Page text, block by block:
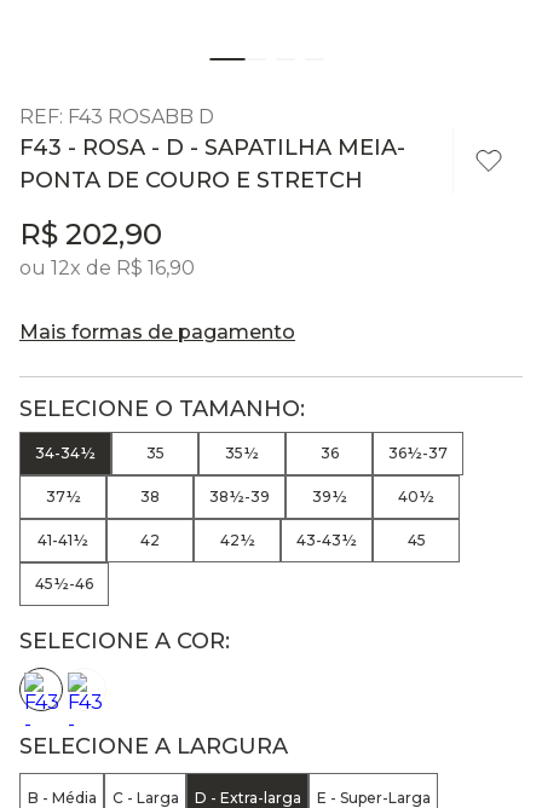
REF: F43 ROSABB D
F43 - ROSA - D - SAPATILHA MEIA-
PONTA DE COURO E STRETCH
R$ 202,90
ou 12x de R$ 16,90
Mais formas de pagamento
34-34½ 35 35½ 36 36½-37
37½ 38 38½-39 39½ 40½
41-41½ 42 42½ 43-43½ 45
45½-46
SELECIONE A COR:
SELECIONE A LARGURA
B - Média C - Larga D - Extra-larga E - Super-Larga